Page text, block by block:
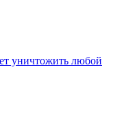
уничтожить любой